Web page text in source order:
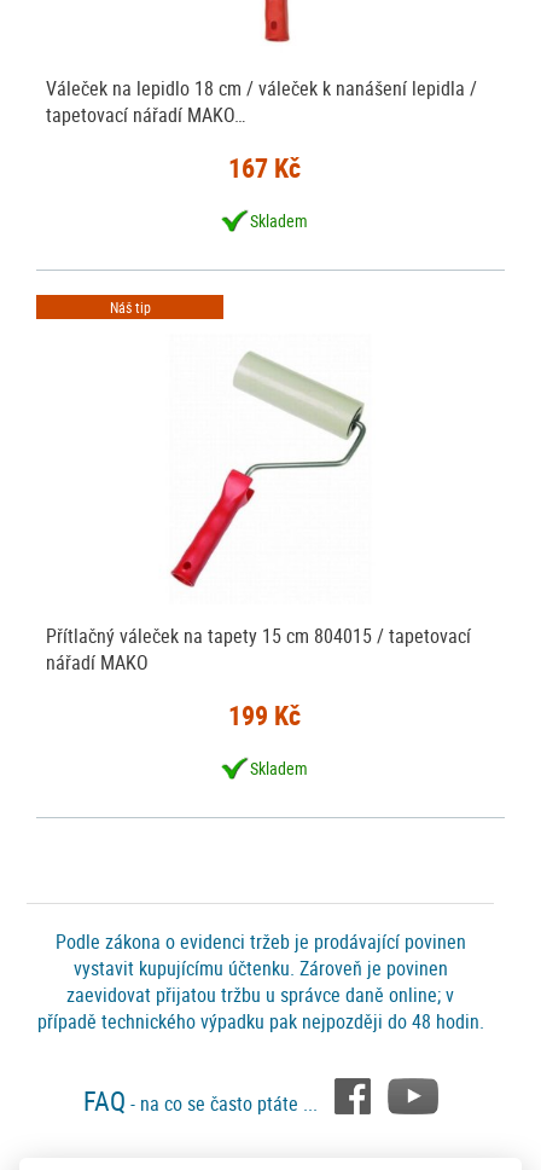
Váleček na lepidlo 18 cm / váleček k nanášení lepidla /
tapetovací nářadí MAKO…
167 Kč
Skladem
Náš tip
Přítlačný váleček na tapety 15 cm 804015 / tapetovací
nářadí MAKO
199 Kč
Skladem
Podle zákona o evidenci tržeb je prodávající povinen
vystavit kupujícímu účtenku. Zároveň je povinen
zaevidovat přijatou tržbu u správce daně online; v
případě technického výpadku pak nejpozději do 48 hodin.
FAQ - na co se často ptáte ...